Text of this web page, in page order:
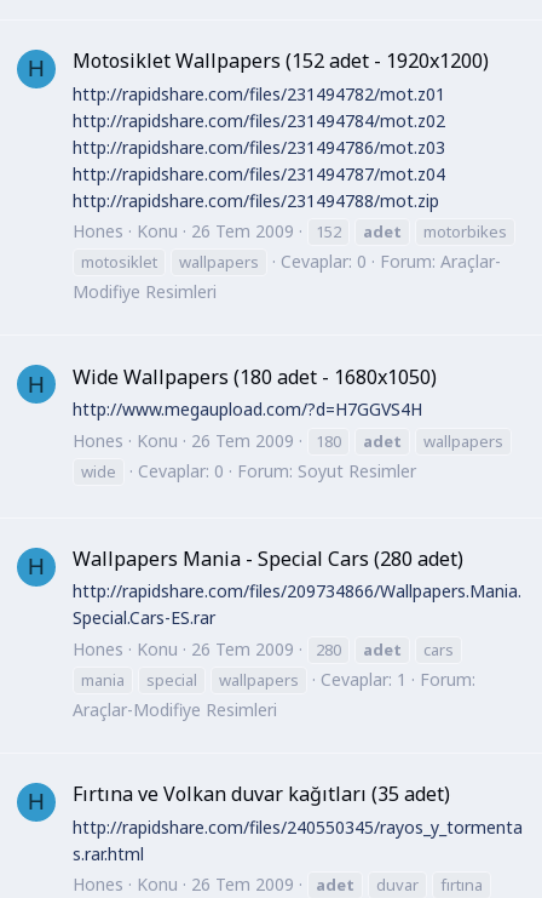
H Motosiklet Wallpapers (152 adet - 1920x1200)
http://rapidshare.com/files/231494782/mot.z01
http://rapidshare.com/files/231494784/mot.z02
http://rapidshare.com/files/231494786/mot.z03
http://rapidshare.com/files/231494787/mot.z04
http://rapidshare.com/files/231494788/mot.zip
Hones
Konu 26 Tem 2009 152 adet
motorbikes
motosiklet
wallpapers Cevaplar: 0 Forum: Araçlar-
Modifiye Resimleri
H Wide Wallpapers (180 adet - 1680x1050)
http://www.megaupload.com/?d=H7GGVS4H
Hones
Konu 26 Tem 2009 180 adet
wallpapers
wide
Cevaplar: 0 Forum: Soyut Resimler
H Wallpapers Mania - Special Cars (280 adet)
http://rapidshare.com/files/209734866/Wallpapers.Mania.
Special.Cars-ES.rar
Hones
Konu 26 Tem 2009 280 adet
cars
mania
special wallpapers Cevaplar: 1
Forum:
Araçlar-Modifiye Resimleri
H Fırtına ve Volkan duvar kağıtları (35 adet)
http://rapidshare.com/files/240550345/rayos_y_tormenta
s.rar.html
Hones
Konu 26 Tem 2009 adet duvar
fırtına